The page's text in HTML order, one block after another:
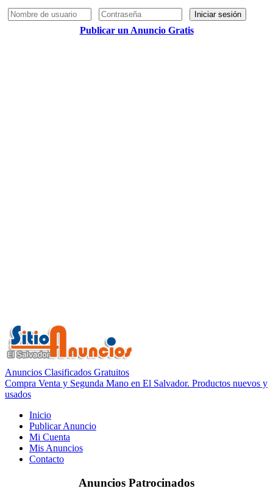
Iniciar sesión
Publicar un Anuncio Gratis
Anuncios Clasificados Gratuitos
Compra Venta y Segunda Mano en El Salvador. Productos nuevos y
usados
Inicio
Publicar Anuncio
Mi Cuenta
Mis Anuncios
Contacto
Anuncios Patrocinados